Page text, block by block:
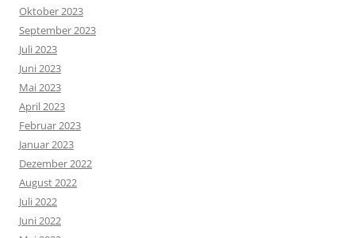
Oktober 2023
September 2023
Juli 2023
Juni 2023
Mai 2023
April 2023
Februar 2023
Januar 2023
Dezember 2022
August 2022
Juli 2022
Juni 2022